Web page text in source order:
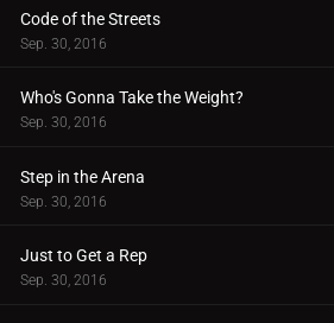
Code of the Streets
Sep. 30, 2016
Who's Gonna Take the Weight?
Sep. 30, 2016
Step in the Arena
Sep. 30, 2016
Just to Get a Rep
Sep. 30, 2016